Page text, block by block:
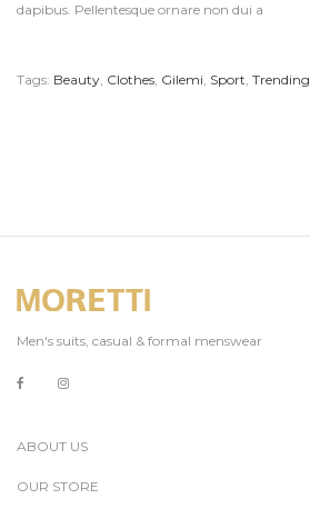
dapibus. Pellentesque ornare non dui a
Tags: Beauty, Clothes, Gilemi, Sport, Trending
Men's suits, casual & formal menswear
ABOUT US
OUR STORE